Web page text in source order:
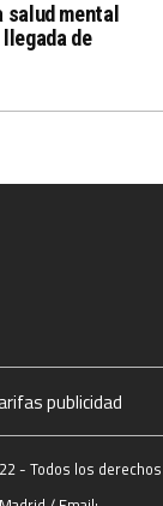
mental
de
publicidad
- Todos los derechos